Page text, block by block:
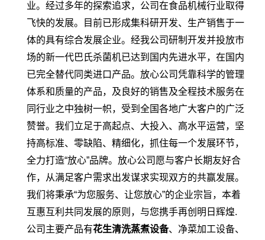
业。经过多年的探索追求，公司在食品机械行业取得
飞快的发展。目前已形成集科研开发、生产销售于一
体的具有综合发展企业。经我公司研制开发并投放市
场的新一代巴氏杀菌机已达到国内先进水平，在国内
已完全替代同类进口产品。放心公司凭靠科学的管理
体系和质量的产品，及良好的销售及全程技术服务在
同行业之中独树一帜，受到全国各地广大客户的广泛
赞誉。我们立足于高起点、大投入、高水平运营，坚
持高标准、零缺陷、精细化，抓住每一个发展环节，
全力打造“放心”品牌。放心公司愿与客户长期友好合
作，从满足客户需求出发谋求实现双方的共赢发展。
我们将秉承“为您服务、让您放心”的企业宗旨，本着
互惠互利共同发展的原则，与您携手再创明日辉煌.
公司主要产品有花生清洗蒸煮设备、净菜加工设备、